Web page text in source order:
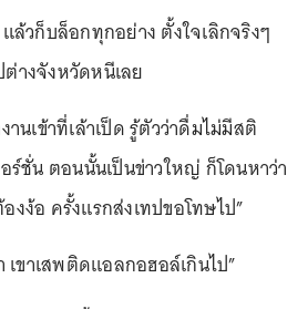
ล้วก็บล็อกทุกอย่าง ตั้งใจเลิกจริงๆ
างจังหวัดหนีเลย
านเข้าที่เล้าเป็ด รู้ตัวว่าดื่มไม่มีสติ
ร์ชั่น ตอนนั้นเป็นข่าวใหญ่ ก็โดนหาว่า
ง้อ ครั้งแรกส่งเทปขอโทษไป”
เขาเสพติดแอลกอฮอล์เกินไป”